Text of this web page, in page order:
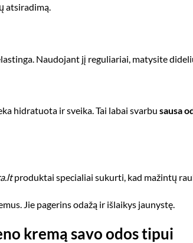
atsiradimą.
Naudojant jį reguliariai, matysite
hidratuota ir sveika. Tai labai svarbu sausa
produktai specialiai sukurti, kad mažintų
Jie pagerins odažą ir išlaikys jaunystę.
kremą savo odos tipui